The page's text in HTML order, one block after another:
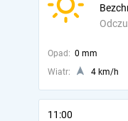
Opad: 0 mm
Wiatr:
4 km/h
11:00